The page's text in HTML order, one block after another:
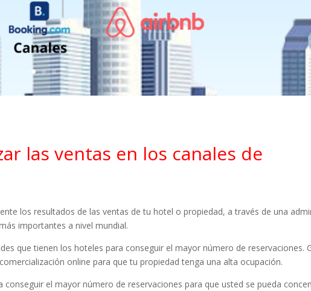
las ventas en los canales de
los resultados de las ventas de tu hotel o propiedad, a través de una
importantes a nivel mundial.
que tienen los hoteles para conseguir el mayor número de reservaciones.
online para que tu propiedad tenga una alta ocupación.
el mayor número de reservaciones para que usted se pueda